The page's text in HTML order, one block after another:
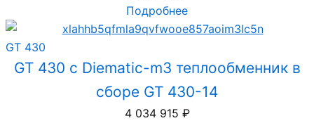
Подробнее
GT 430
GT 430 с Diematic-m3 теплообменник в
сборе GT 430-14
4 034 915 ₽